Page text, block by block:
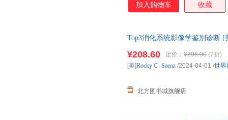
加入购物车 收藏
Top3消化系统影像学鉴别诊断 [
¥208.60 定价： ¥298.00 (7折)
北方图书城旗舰店
[美]Rocky C. Saenz /2024-04-01 /世界